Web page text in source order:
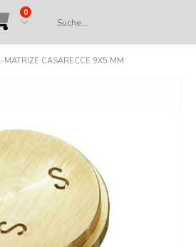
0Artikel
MATRIZE CASARECCE 9X5 MM